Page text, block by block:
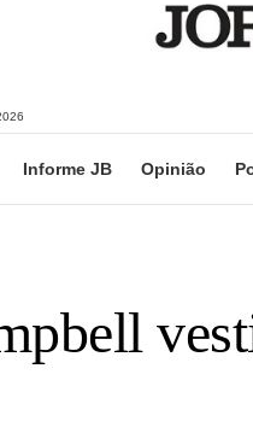
Informe JB Opinião